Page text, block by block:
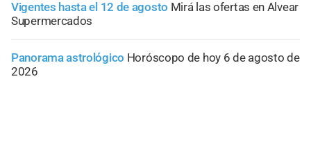
Vigentes hasta el 12 de agosto Mirá las ofertas en Alvear
Supermercados
Panorama astrológico Horóscopo de hoy 6 de agosto de
2026